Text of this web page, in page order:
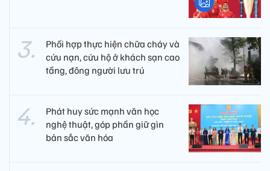
Phối hợp thực hiện chữa cháy và
cứu nạn, cứu hộ ở khách sạn cao
tầng, đông người lưu trú
Phát huy sức mạnh văn học
nghệ thuật, góp phần giữ gìn
bản sắc văn hóa